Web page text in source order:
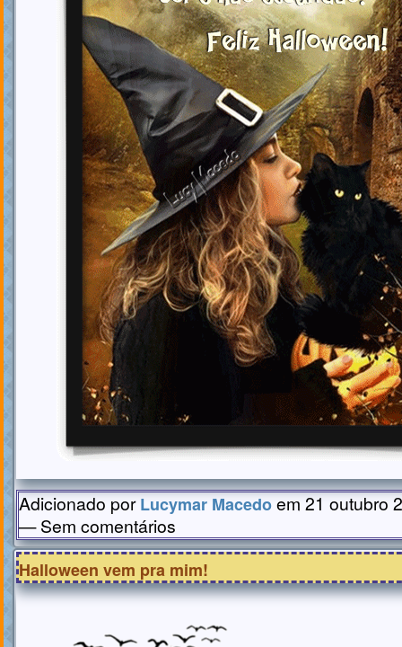
Adicionado porLucymar Macedoem 21 outubro
— Sem comentários
Halloween vem pra mim!